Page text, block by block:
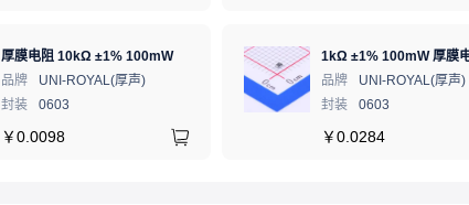
厚膜电阻 10kΩ ±1% 100mW
品牌
UNI-ROYAL(厚声)
封装
0603
￥0.0098
1kΩ ±1% 100mW 厚膜
品牌
UNI-ROYAL(厚声)
封装
0603
￥0.0284